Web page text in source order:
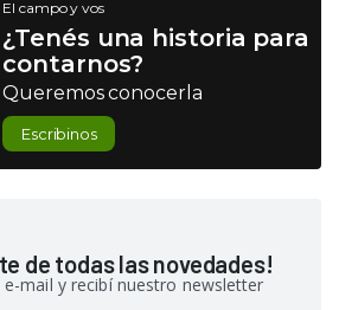
El campo y vos
¿Tenés una historia para
contarnos?
Queremos conocerla
Escribinos
de todas las novedades!
e-mail y recibí nuestro newsletter